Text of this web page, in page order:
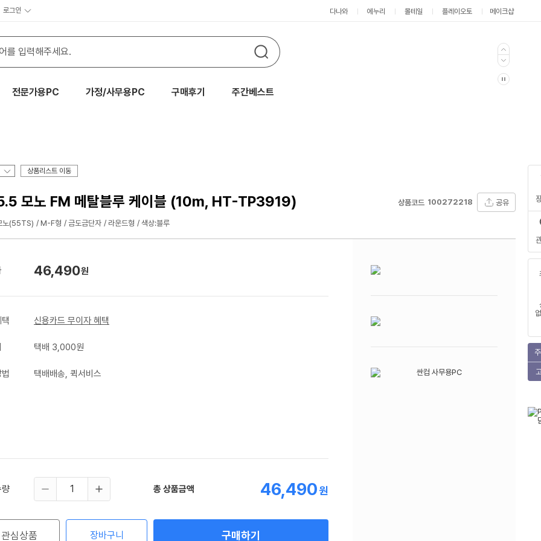
로그인 다나와 에누리 몰테일 플레이오토 메이크샵
전문가용PC 가정/사무용PC 구매후기 주간베스트
상품리스트 이동
모노 FM 메탈블루 케이블 (10m, HT-TP3919) 상품코드 100272218 공유
노(55TS) M-F형 금도금단자 라운드형 색상:블루
46,490원
신용카드 무이자 혜택
택배 3,000원
택배배송, 퀵서비스
량 총 상품금액 46,490원
관심상품 장바구니 구매하기